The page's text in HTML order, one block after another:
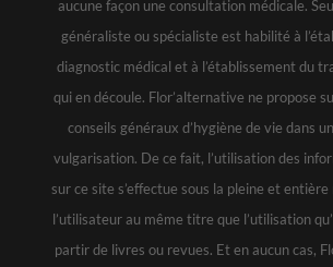
aucune façon une consultation médicale.
généraliste ou spécialiste est habilité à
diagnostic médical et à l’établissement du
qui en découle. Flor’alternative ne propose
conseils généraux d’hygiène de vie dans
vulgarisation. De ce fait, l’utilisation des
sur ce site s’effectue sous la pleine et
l’utilisateur au même titre que l’utilisation
partir de livres ou revues. Et en aucun cas,